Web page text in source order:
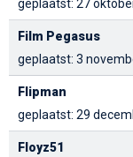
geplaatst: 27
Film Pegasus
geplaatst: 3
Flipman
geplaatst: 29
Floyz51